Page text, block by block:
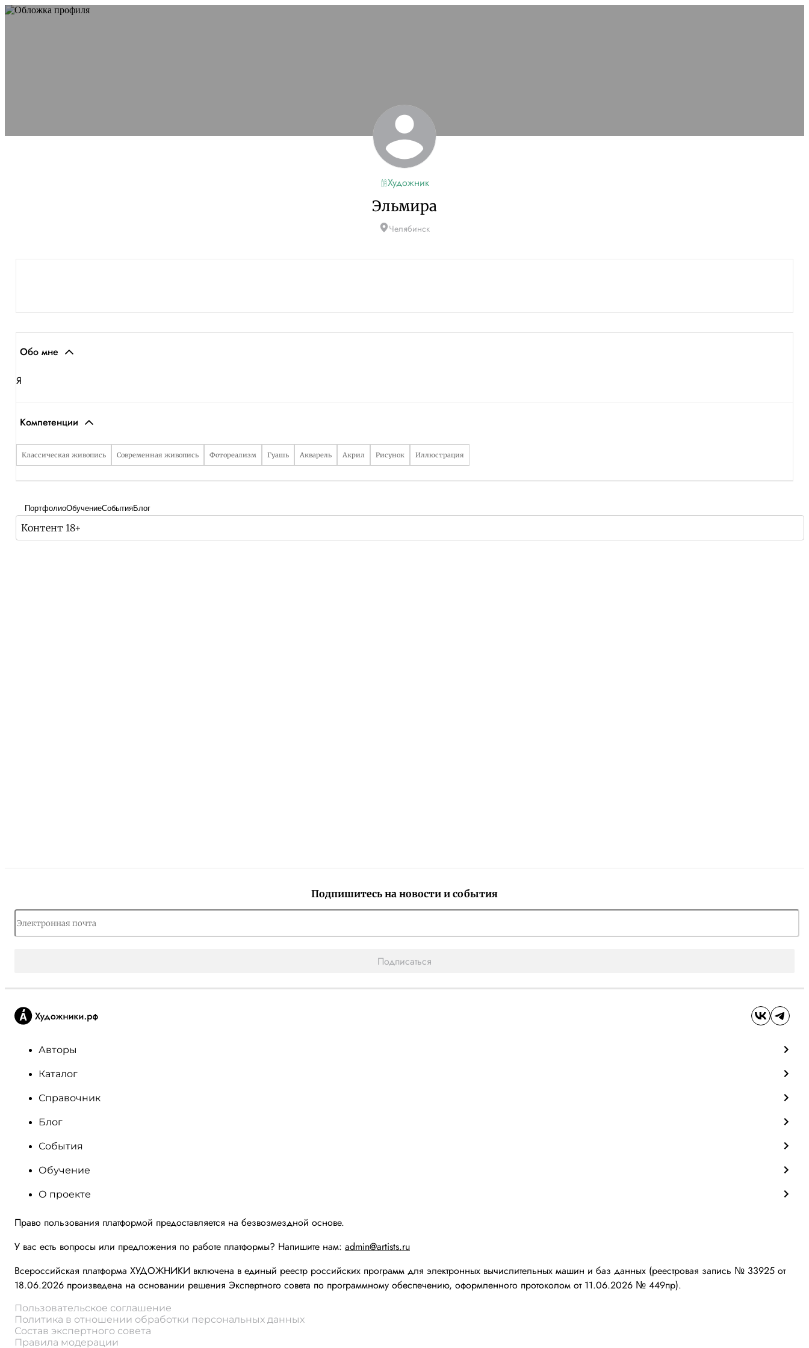
Художник
Эльмира
Челябинск
Обо мне
Я
Компетенции
Классическая живопись Современная живопись Фотореализм Гуашь Акварель Акрил Рисунок Иллюстрация
ПортфолиоОбучениеСобытияБлог
Контент 18+
Подпишитесь на новости и события
Подписаться
Авторы
Каталог
Справочник
Блог
События
Обучение
О проекте
Право пользования платформой предоставляется на безвозмездной основе.
У вас есть вопросы или предложения по работе платформы? Напишите нам: admin@artists.ru
Всероссийская платформа ХУДОЖНИКИ включена в единый реестр российских программ для электронных вычислительных машин и баз данных (реестровая запись № 33925 от
18.06.2026 произведена на основании решения Экспертного совета по программному обеспечению, оформленного протоколом от 11.06.2026 № 449пр).
Пользовательское соглашение
Политика в отношении обработки персональных данных
Состав экспертного совета
Правила модерации